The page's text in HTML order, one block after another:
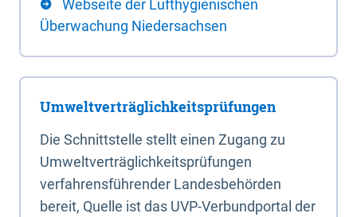
Webseite der Lufthygienischen
Überwachung Niedersachsen
Umweltverträglichkeitsprüfungen
Die Schnittstelle stellt einen Zugang zu
Umweltverträglichkeitsprüfungen
verfahrensführender Landesbehörden
bereit, Quelle ist das UVP-Verbundportal der